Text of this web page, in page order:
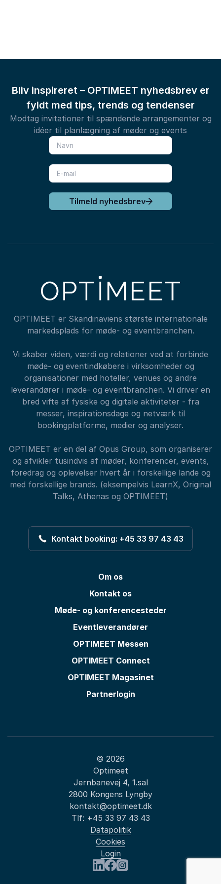
Bliv inspireret – OPTIMEET nyhedsbrev er
fyldt med tips, trends og tendenser
Modtag invitationer til spændende arrangementer og
idéer til planlægning af møder og events
Tilmeld nyhedsbrev
OPTIMEET er Skandinaviens største internationale
markedsplads for møde- og eventbranchen.
Vi skaber viden, værdi og relationer ved at forbinde
møde- og eventindkøbere i virksomheder og
organisationer med hoteller, venues og andre
leverandører i møde- og eventbranchen. Vi driver en
bred vifte af fysiske og digitale aktiviteter - fra
messer, inspirationsdage og netværk til
bookingplatforme, medier og analyser.
OPTIMEET er en del af Opus Group, som organiserer
og afvikler tusindvis af møder, konferencer, events,
foredrag og oplevelser hvert år i forskellige lande og
med forskellige brands. (eksempelvis LearnX, Original
Talks, Athenas og OPTIMEET)
Kontakt booking: +45 33 97 43 43
Om os
Kontakt os
Møde- og konferencesteder
Eventleverandører
OPTIMEET Messen
OPTIMEET Connect
OPTIMEET Magasinet
Partnerlogin
© 2026
Optimeet
Jernbanevej 4, 1.sal
2800 Kongens Lyngby
kontakt@optimeet.dk
Tlf: +45 33 97 43 43
Datapolitik
Cookies
Login